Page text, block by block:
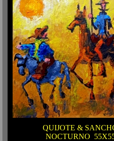
QUIJOTE &
NOCTURNO